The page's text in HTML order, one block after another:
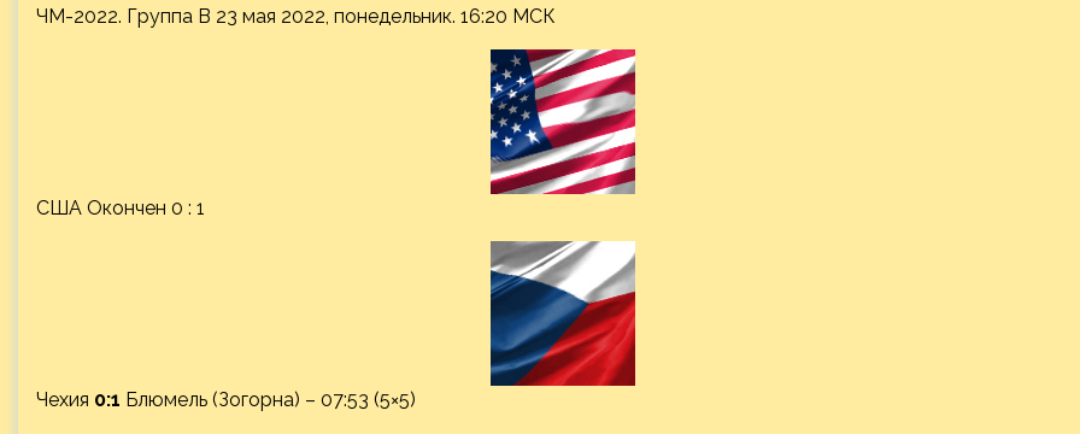
ЧМ-2022. Группа B 23 мая 2022, понедельник. 16:20 МСК
США Окончен 0 : 1
Чехия 0:1 Блюмель (Зогорна) – 07:53 (5×5)